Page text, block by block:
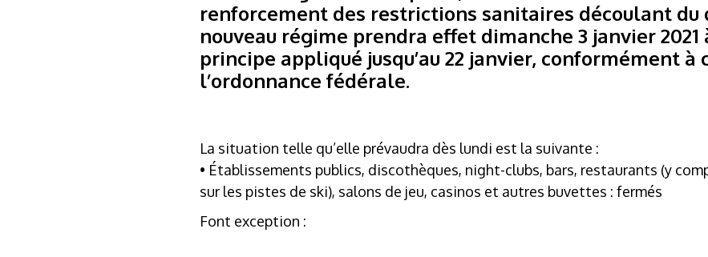
renforcement des restrictions sanitaires découlant du
nouveau régime prendra effet dimanche 3 janvier
principe appliqué jusqu’au 22 janvier, conformément à
l’ordonnance fédérale.
La situation telle qu’elle prévaudra dès lundi est la suivante :
• Établissements publics, discothèques, night-clubs, bars, restaurants (y
sur les pistes de ski), salons de jeu, casinos et autres buvettes : fermés
Font exception :